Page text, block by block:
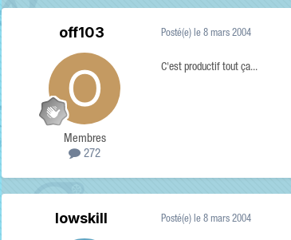
off103
Membres
272
Posté(e) le 8 mars 2004
C'est productif tout ça...
lowskill Posté(e) le 8 mars 2004